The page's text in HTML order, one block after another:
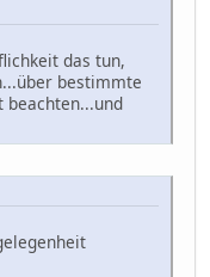
das tun,
bestimmte
beachten...und